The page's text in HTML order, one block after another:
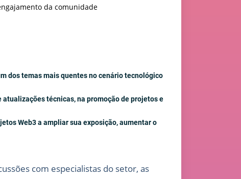
da comunidade
dos temas mais quentes no cenário tecnológico
técnicas, na promoção de projetos e
Web3 a ampliar sua exposição, aumentar o
com especialistas do setor, as